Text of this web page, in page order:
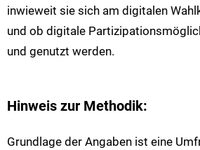
inwieweit sie sich am digitalen
und ob digitale
und genutzt werden.
Hinweis zur Methodik:
Grundlage der Angaben ist eine